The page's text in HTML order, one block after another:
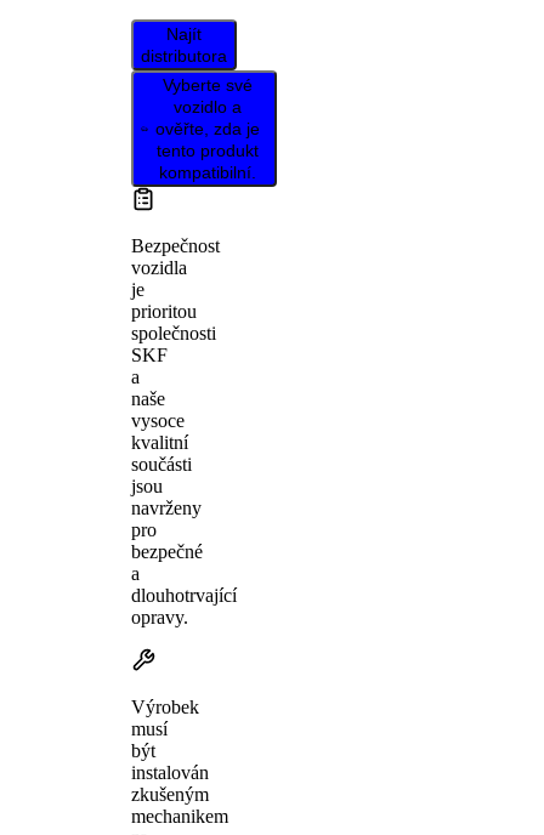
Najít
distributora
Vyberte své
vozidlo a
ověřte, zda je
tento produkt
kompatibilní.
Bezpečnost
vozidla
je
prioritou
společnosti
SKF
a
naše
vysoce
kvalitní
součásti
jsou
navrženy
pro
bezpečné
a
dlouhotrvající
opravy.
Výrobek
musí
být
instalován
zkušeným
mechanikem